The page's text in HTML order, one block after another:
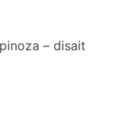
– disait